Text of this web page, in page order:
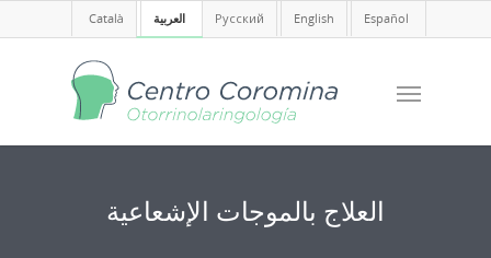
Español
English
Русский العربية Català
العلاج بالموجات الإشعاعية